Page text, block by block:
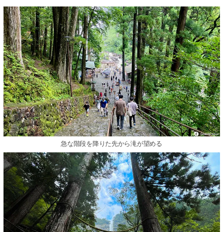
急な階段を降りた先から滝が望める